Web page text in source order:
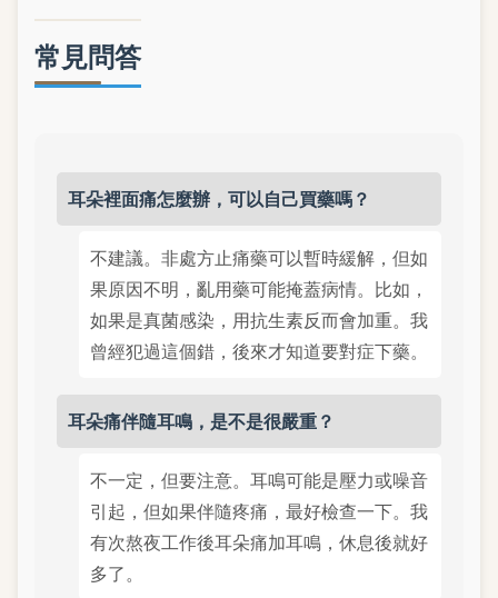
常見問答
耳朵裡面痛怎麼辦，可以自己買藥嗎？
不建議。非處方止痛藥可以暫時緩解，但如
果原因不明，亂用藥可能掩蓋病情。比如，
如果是真菌感染，用抗生素反而會加重。我
曾經犯過這個錯，後來才知道要對症下藥。
耳朵痛伴隨耳鳴，是不是很嚴重？
不一定，但要注意。耳鳴可能是壓力或噪音
引起，但如果伴隨疼痛，最好檢查一下。我
有次熬夜工作後耳朵痛加耳鳴，休息後就好
多了。